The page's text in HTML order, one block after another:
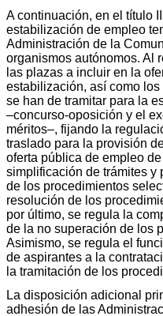
A continuación, en el título
estabilización de empleo
Administración de la
organismos autónomos. Al
las plazas a incluir en la
estabilización, así como
se han de tramitar para la
–concurso-oposición y el
méritos–, fijando la
traslado para la provisión
oferta pública de empleo
simplificación de trámites y
de los procedimientos
resolución de los
por último, se regula la
de la no superación de los
Asimismo, se regula el
de aspirantes a la
la tramitación de los
La disposición adicional
adhesión de las